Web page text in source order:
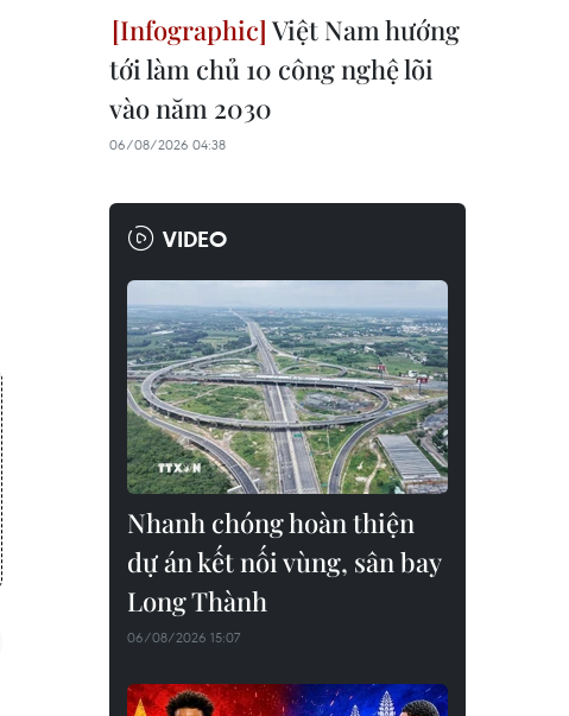
Việt Nam hướng
tới làm chủ 10 công nghệ lõi
vào năm 2030
06/08/2026 04:38
VIDEO
Nhanh chóng hoàn thiện
dự án kết nối vùng, sân bay
Long Thành
06/08/2026 15:07